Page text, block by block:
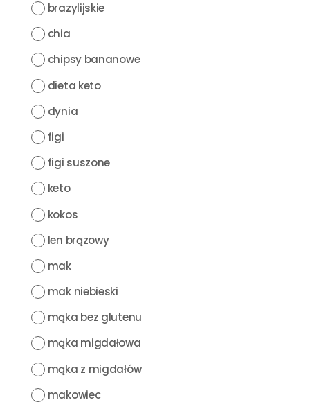
brazylijskie
chia
chipsy bananowe
dieta keto
dynia
figi
figi suszone
keto
kokos
len brązowy
mak
mak niebieski
mąka bez glutenu
mąka migdałowa
mąka z migdałów
makowiec